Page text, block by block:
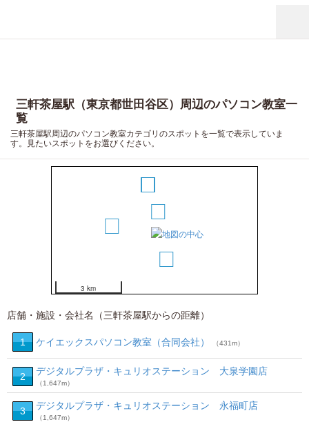
三軒茶屋駅（東京都世田谷区）周辺のパソコン教室一
覧
三軒茶屋駅周辺のパソコン教室カテゴリのスポットを一覧で表示していま
す。見たいスポットをお選びください。
3 km
店舗・施設・会社名（三軒茶屋駅からの距離）
1 ケイエックスパソコン教室（合同会社） （431m）
2 デジタルプラザ・キュリオステーション 大泉学園店
（1,647m）
3 デジタルプラザ・キュリオステーション 永福町店
（1,647m）